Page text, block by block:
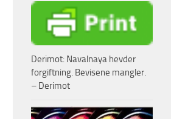
Derimot: Navalnaya hevder
forgiftning. Bevisene mangler.
– Derimot